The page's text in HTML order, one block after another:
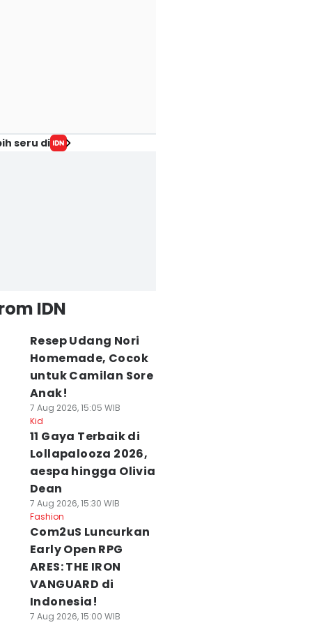
seru di
IDN
Resep Udang Nori
Homemade, Cocok
untuk Camilan Sore
Anak!
7 Aug 2026, 15:05 WIB
Kid
11 Gaya Terbaik di
Lollapalooza 2026,
aespa hingga Olivia
Dean
7 Aug 2026, 15:30 WIB
Fashion
Com2uS Luncurkan
Early Open RPG
ARES: THE IRON
VANGUARD di
Indonesia!
7 Aug 2026, 15:00 WIB